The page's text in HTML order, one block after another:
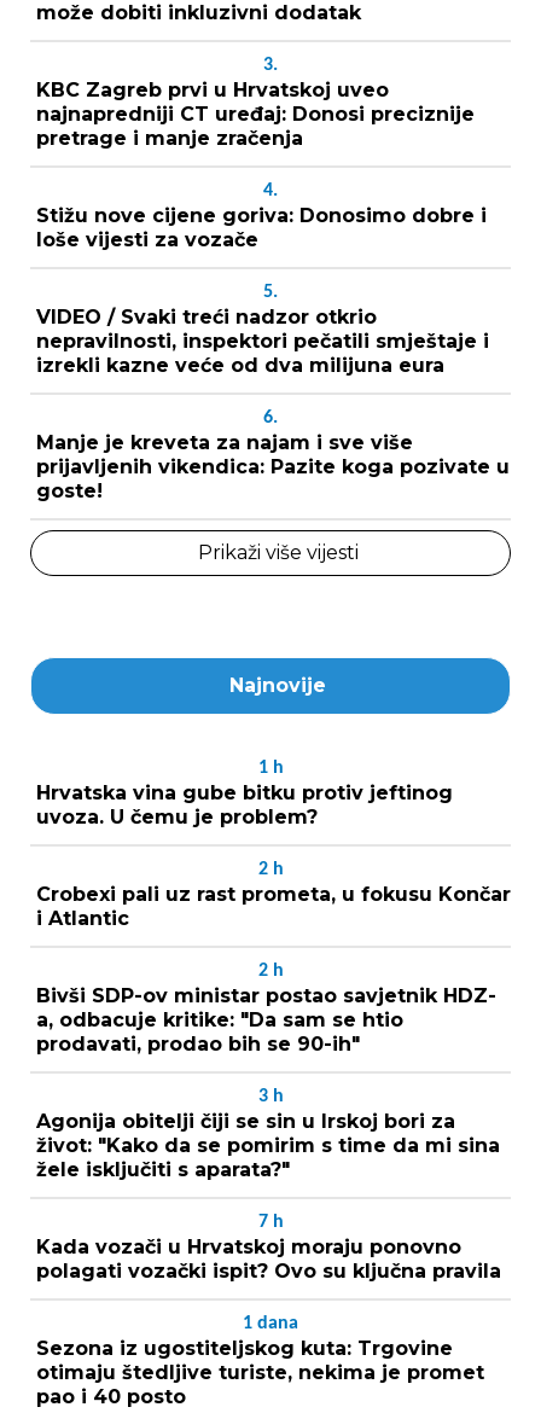
može dobiti inkluzivni dodatak
3.
KBC Zagreb prvi u Hrvatskoj uveo
najnapredniji CT uređaj: Donosi preciznije
pretrage i manje zračenja
4.
Stižu nove cijene goriva: Donosimo dobre i
loše vijesti za vozače
5.
VIDEO / Svaki treći nadzor otkrio
nepravilnosti, inspektori pečatili smještaje i
izrekli kazne veće od dva milijuna eura
6.
Manje je kreveta za najam i sve više
prijavljenih vikendica: Pazite koga pozivate u
goste!
Prikaži više vijesti
Najnovije
1 h
Hrvatska vina gube bitku protiv jeftinog
uvoza. U čemu je problem?
2 h
Crobexi pali uz rast prometa, u fokusu Končar
i Atlantic
2 h
Bivši SDP-ov ministar postao savjetnik HDZ-
a, odbacuje kritike: "Da sam se htio
prodavati, prodao bih se 90-ih"
3 h
Agonija obitelji čiji se sin u Irskoj bori za
život: "Kako da se pomirim s time da mi sina
žele isključiti s aparata?"
7 h
Kada vozači u Hrvatskoj moraju ponovno
polagati vozački ispit? Ovo su ključna pravila
1 dana
Sezona iz ugostiteljskog kuta: Trgovine
otimaju štedljive turiste, nekima je promet
pao i 40 posto